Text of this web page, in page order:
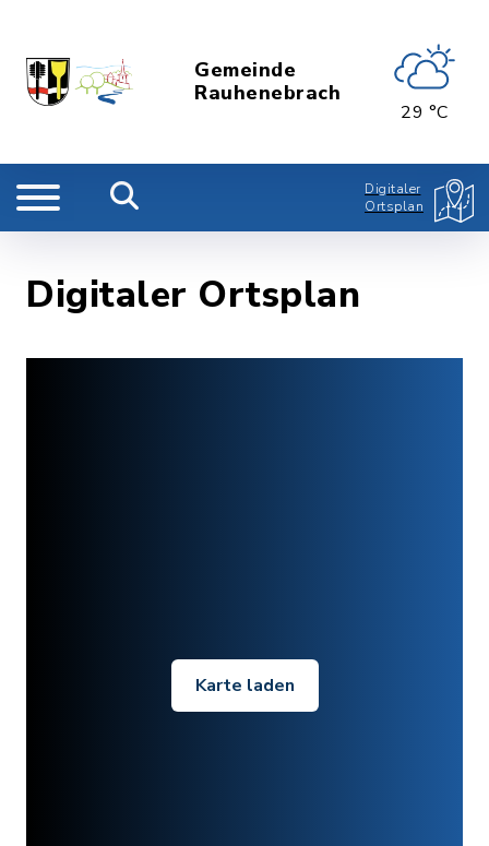
Gemeinde
Rauhenebrach
29 °C
Digitaler
Ortsplan
Digitaler Ortsplan
Karte laden